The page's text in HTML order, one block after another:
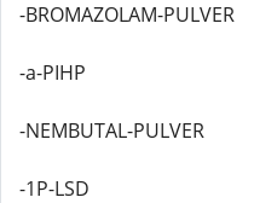
-BROMAZOLAM-PULVER
-a-PIHP
-NEMBUTAL-PULVER
-1P-LSD